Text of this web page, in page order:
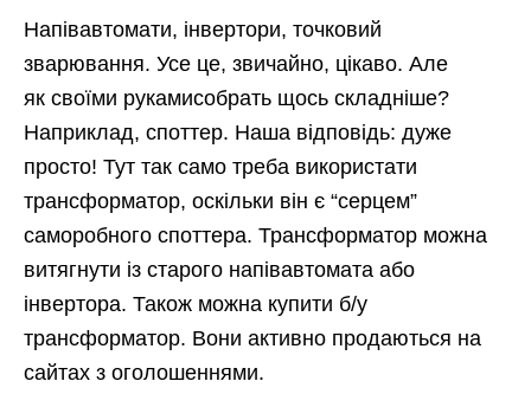
Напівавтомати, інвертори, точковий
зварювання. Усе це, звичайно, цікаво. Але
як своїми рукамисобрать щось складніше?
Наприклад, споттер. Наша відповідь: дуже
просто! Тут так само треба використати
трансформатор, оскільки він є “серцем”
саморобного споттера. Трансформатор можна
витягнути із старого напівавтомата або
інвертора. Також можна купити б/у
трансформатор. Вони активно продаються на
сайтах з оголошеннями.